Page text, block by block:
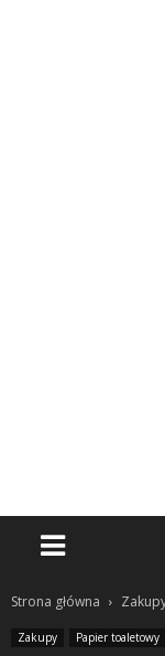
Strona główna
Zakupy Papier toaletowy